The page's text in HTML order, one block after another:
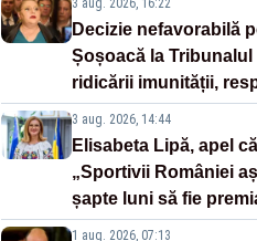
3 aug. 2026, 16:22
Decizie nefavorabilă
Șoșoacă la
ridicării imunității,
3 aug. 2026, 14:44
Elisabeta Lipă, apel
„Sportivii României
șapte luni să fie
1 aug. 2026, 07:13